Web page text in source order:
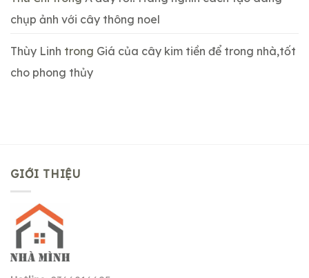
chụp ảnh với cây thông noel
Thùy Linh trong Giá của cây kim tiền để trong nhà,tốt
cho phong thủy
GIỚI THIỆU